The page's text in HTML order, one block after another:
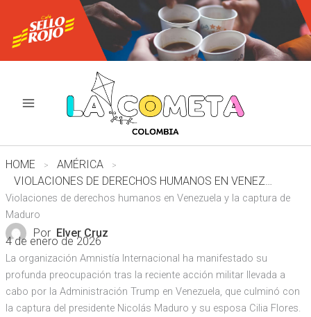
contenido
HOME
AMÉRICA
VIOLACIONES DE DERECHOS HUMANOS EN VENEZUELA Y LA CAPTURA DE MADURO
Violaciones de derechos humanos en Venezuela y la captura de
Maduro
Por Elver Cruz
4 de enero de 2026
La organización Amnistía Internacional ha manifestado su
profunda preocupación tras la reciente acción militar llevada a
cabo por la Administración Trump en Venezuela, que culminó con
la captura del presidente Nicolás Maduro y su esposa Cilia Flores.